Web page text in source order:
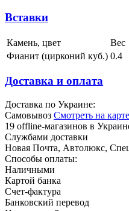
Вставки
Камень, цвет
Вес
Фианит (цирконий куб.) 0.4
Доставка и оплата
Доставка по Украине:
Самовывоз Смотреть на
19 offline-магазинов в
Службами доставки
Новая Почта, Автолюкс,
Способы оплаты:
Наличными
Картой банка
Счет-фактура
Банковский перевод